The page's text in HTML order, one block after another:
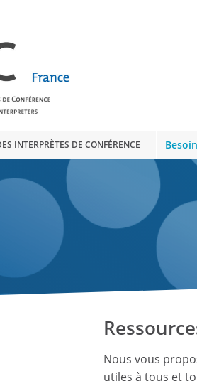
INTERPRÈTES DE CONFÉRENCE
Nous vous
utiles à tous et